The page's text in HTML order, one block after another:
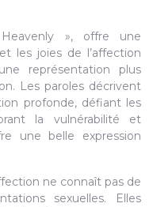
», offre une
les joies de l’affection
représentation plus
Les paroles décrivent
profonde, défiant les
la vulnérabilité et
une belle expression
ne connaît pas de
sexuelles. Elles